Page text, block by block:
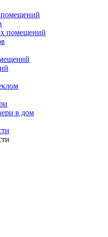
помещений
помещений
в дом